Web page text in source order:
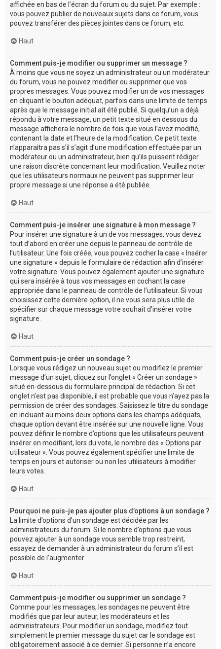
affichée en bas de l’écran du forum ou du sujet. Par exemple :
vous pouvez publier de nouveaux sujets dans ce forum, vous
pouvez transférer des pièces jointes dans ce forum, etc.
Haut
Comment puis-je modifier ou supprimer un message ?
À moins que vous ne soyez un administrateur ou un modérateur
du forum, vous ne pouvez modifier ou supprimer que vos
propres messages. Vous pouvez modifier un de vos messages
en cliquant le bouton adéquat, parfois dans une limite de temps
après que le message initial ait été publié. Si quelqu’un a déjà
répondu à votre message, un petit texte situé en dessous du
message affichera le nombre de fois que vous l’avez modifié,
contenant la date et l’heure de la modification. Ce petit texte
n’apparaîtra pas s’il s’agit d’une modification effectuée par un
modérateur ou un administrateur, bien qu’ils puissent rédiger
une raison discrète concernant leur modification. Veuillez noter
que les utilisateurs normaux ne peuvent pas supprimer leur
propre message si une réponse a été publiée.
Haut
Comment puis-je insérer une signature à mon message ?
Pour insérer une signature à un de vos messages, vous devez
tout d’abord en créer une depuis le panneau de contrôle de
l’utilisateur. Une fois créée, vous pouvez cocher la case « Insérer
une signature » depuis le formulaire de rédaction afin d’insérer
votre signature. Vous pouvez également ajouter une signature
qui sera insérée à tous vos messages en cochant la case
appropriée dans le panneau de contrôle de l’utilisateur. Si vous
choisissez cette dernière option, il ne vous sera plus utile de
spécifier sur chaque message votre souhait d’insérer votre
signature.
Haut
Comment puis-je créer un sondage ?
Lorsque vous rédigez un nouveau sujet ou modifiez le premier
message d’un sujet, cliquez sur l’onglet « Créer un sondage »
situé en-dessous du formulaire principal de rédaction. Si cet
onglet n’est pas disponible, il est probable que vous n’ayez pas la
permission de créer des sondages. Saisissez le titre du sondage
en incluant au moins deux options dans les champs adéquats,
chaque option devant être insérée sur une nouvelle ligne. Vous
pouvez définir le nombre d’options que les utilisateurs peuvent
insérer en modifiant, lors du vote, le nombre des « Options par
utilisateur ». Vous pouvez également spécifier une limite de
temps en jours et autoriser ou non les utilisateurs à modifier
leurs votes.
Haut
Pourquoi ne puis-je pas ajouter plus d’options à un sondage ?
La limite d’options d’un sondage est décidée par les
administrateurs du forum. Si le nombre d’options que vous
pouvez ajouter à un sondage vous semble trop restreint,
essayez de demander à un administrateur du forum s’il est
possible de l’augmenter.
Haut
Comment puis-je modifier ou supprimer un sondage ?
Comme pour les messages, les sondages ne peuvent être
modifiés que par leur auteur, les modérateurs et les
administrateurs. Pour modifier un sondage, modifiez tout
simplement le premier message du sujet car le sondage est
obligatoirement associé à ce dernier. Si personne n’a encore